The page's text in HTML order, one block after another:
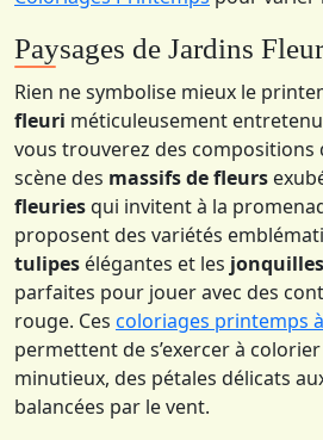
Paysages de Jardins
Rien ne symbolise mieux le
fleuri méticuleusement
vous trouverez des compositions
scène des massifs de fleurs
fleuriesqui invitent à la
proposent des variétés
tulipes élégantes et les jonquilles
parfaites pour jouer avec des
rouge. Ces coloriages printemps
permettent de s’exercer à
minutieux, des pétales délicats
balancées par le vent.